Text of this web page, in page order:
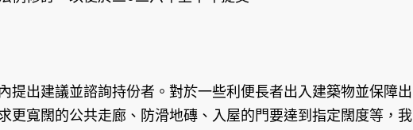
提出建議並諮詢持份者。對於一些利便長者出入建築物並保障出
更寬闊的公共走廊、防滑地磚、入屋的門要達到指定闊度等，我